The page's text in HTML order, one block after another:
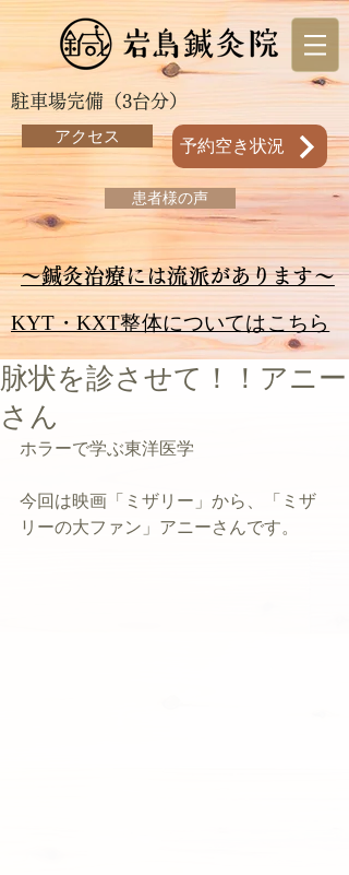
駐車場完備（3台分）
アクセス
予約空き状況
患者様の声
～鍼灸治療には流派があります～
KYT・KXT整体についてはこちら
脉状を診させて！！アニー
さん
ホラーで学ぶ東洋医学
今回は映画「ミザリー」から、「ミザ
リーの大ファン」アニーさんです。